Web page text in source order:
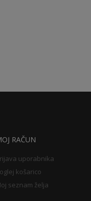
RAČUN
uporabnika
košarico
seznam želja